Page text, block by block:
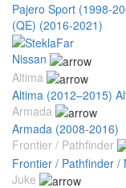
Pajero Sport (1998-
(QE) (2016-2021)
Nissan
Altima
Altima (2012–2015)
Armada
Armada (2008-2016)
Frontier / Pathfinder
Frontier / Pathfinder /
Juke